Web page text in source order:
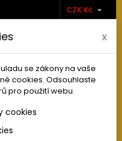
CZK Kč 
 shopping_cart0
x
se zákony na vaše
cookies. Odsouhlaste
pro použití webu.
cookies